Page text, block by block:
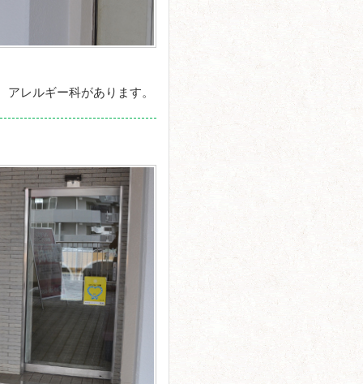
レルギー科があります。